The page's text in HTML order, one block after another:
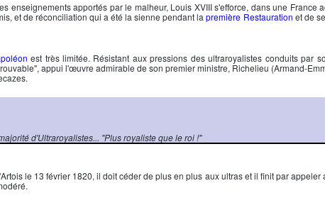
enseignements apportés par le malheur, Louis XVIIIs'efforce, dans une France
et de réconciliation qui a été la sienne pendant lapremière Restauration et de
est très limitée. Résistant aux pressions des ultraroyalistes conduits par
", appui l'œuvre admirable de son premier ministre, Richelieu (Armand-
d'Ultraroyalistes... "Plus royaliste que le roi !"
le 13 février 1820, il doit céder de plus en plus aux ultras et il finit par appeler